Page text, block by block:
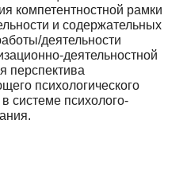
компетентностной рамки
и содержательных
деятель­ности
деятельностной
перспектива
психологического
системе психолого­